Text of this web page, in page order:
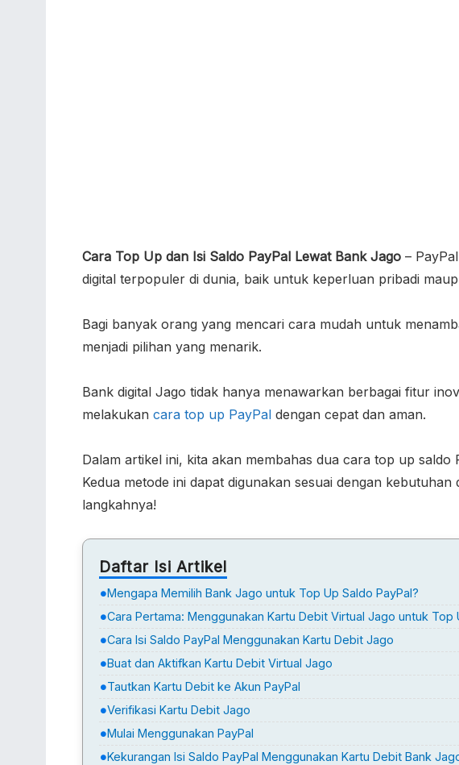
Cara Top Up dan Isi Saldo PayPal Lewat Bank Jago –
digital terpopuler di dunia, baik untuk keperluan pribadi
Bagi banyak orang yang mencari cara mudah untuk
menjadi pilihan yang menarik.
Bank digital Jago tidak hanya menawarkan berbagai fitur
melakukan cara top up PayPal dengan cepat dan aman.
Dalam artikel ini, kita akan membahas dua cara top up
Kedua metode ini dapat digunakan sesuai dengan
langkahnya!
Daftar Isi Artikel
Mengapa Memilih Bank Jago untuk Top Up Saldo PayPal?
Cara Pertama: Menggunakan Kartu Debit Virtual Jago untuk Top
Cara Isi Saldo PayPal Menggunakan Kartu Debit Jago
Buat dan Aktifkan Kartu Debit Virtual Jago
Tautkan Kartu Debit ke Akun PayPal
Verifikasi Kartu Debit Jago
Mulai Menggunakan PayPal
Kekurangan Isi Saldo PayPal Menggunakan Kartu Debit Bank